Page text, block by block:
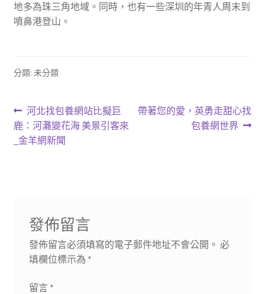
地多為珠三角地域。同時，也有一些深圳的年青人周末到
噴鼻港登山。
分類: 未分類
文
章
上
一
篇
河北找包養網站比擬巨
鹿：河灘變花海 美景引客來
_金羊網新聞
下
帶著您的愛，英勇走甜心找
包養網世界
發佈留言
發佈留言必須填寫的電子郵件地址不會公開。 必
填欄位標示為 *
留言 *